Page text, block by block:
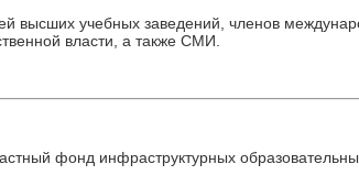
высших учебных заведений, членов
власти, а также СМИ.
фонд инфраструктурных